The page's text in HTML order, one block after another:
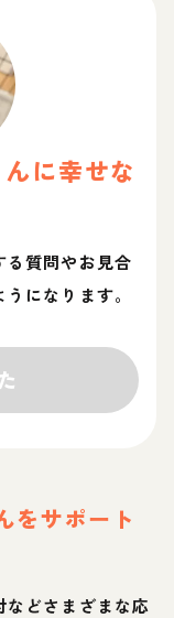
んに幸せな
る質問やお見合
になります。
をサポート
どさまざまな応